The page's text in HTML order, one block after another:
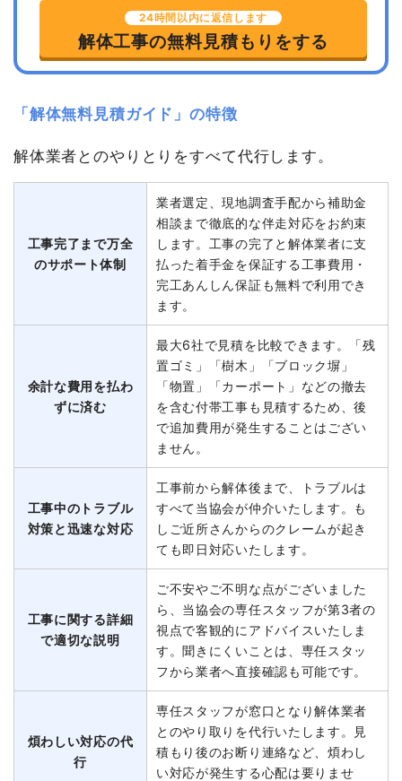
24時間以内に返信します
解体工事の無料見積もりをする
「解体無料見積ガイド」の特徴
解体業者とのやりとりをすべて代行します。
工事完了まで万全
のサポート体制
業者選定、現地調査手配から補助金
相談まで徹底的な伴走対応をお約束
します。工事の完了と解体業者に支
払った着手金を保証する工事費用・
完工あんしん保証も無料で利用でき
ます。
余計な費用を払わ
ずに済む
最大6社で見積を比較できます。「残
置ゴミ」「樹木」「ブロック塀」
「物置」「カーポート」などの撤去
を含む付帯工事も見積するため、後
で追加費用が発生することはござい
ません。
工事中のトラブル
対策と迅速な対応
工事前から解体後まで、トラブルは
すべて当協会が仲介いたします。も
しご近所さんからのクレームが起き
ても即日対応いたします。
工事に関する詳細
で適切な説明
ご不安やご不明な点がございました
ら、当協会の専任スタッフが第3者の
視点で客観的にアドバイスいたしま
す。聞きにくいことは、専任スタッ
フから業者へ直接確認も可能です。
煩わしい対応の代
行
専任スタッフが窓口となり解体業者
とのやり取りを代行いたします。見
積もり後のお断り連絡など、煩わし
い対応が発生する心配は要りませ